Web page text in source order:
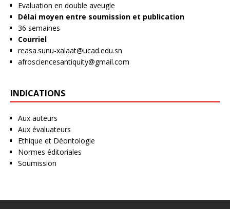
Evaluation en double aveugle
Délai moyen entre soumission et publication
36 semaines
Courriel
reasa.sunu-xalaat@ucad.edu.sn
afrosciencesantiquity@gmail.com
INDICATIONS
Aux auteurs
Aux évaluateurs
Ethique et Déontologie
Normes éditoriales
Soumission